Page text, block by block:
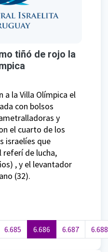
tiñó de rojo la
a la Villa Olímpica el
con bolsos
y
el cuarto de los
israelíes que
de lucha,
, y el levantador
(32).
6.685 6.686 6.687 6.688